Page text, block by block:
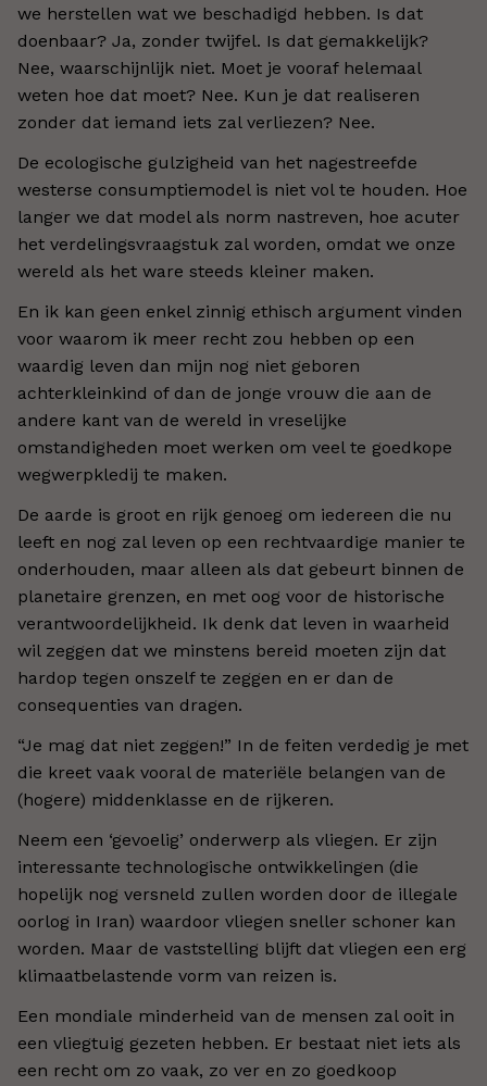
we herstellen wat we beschadigd hebben. Is dat
doenbaar? Ja, zonder twijfel. Is dat gemakkelijk?
Nee, waarschijnlijk niet. Moet je vooraf helemaal
weten hoe dat moet? Nee. Kun je dat realiseren
zonder dat iemand iets zal verliezen? Nee.
De ecologische gulzigheid van het nagestreefde
westerse consumptiemodel is niet vol te houden. Hoe
langer we dat model als norm nastreven, hoe acuter
het verdelingsvraagstuk zal worden, omdat we onze
wereld als het ware steeds kleiner maken.
En ik kan geen enkel zinnig ethisch argument vinden
voor waarom ik meer recht zou hebben op een
waardig leven dan mijn nog niet geboren
achterkleinkind of dan de jonge vrouw die aan de
andere kant van de wereld in vreselijke
omstandigheden moet werken om veel te goedkope
wegwerpkledij te maken.
De aarde is groot en rijk genoeg om iedereen die nu
leeft en nog zal leven op een rechtvaardige manier te
onderhouden, maar alleen als dat gebeurt binnen de
planetaire grenzen, en met oog voor de historische
verantwoordelijkheid. Ik denk dat leven in waarheid
wil zeggen dat we minstens bereid moeten zijn dat
hardop tegen onszelf te zeggen en er dan de
consequenties van dragen.
“Je mag dat niet zeggen!” In de feiten verdedig je met
die kreet vaak vooral de materiële belangen van de
(hogere) middenklasse en de rijkeren.
Neem een ‘gevoelig’ onderwerp als vliegen. Er zijn
interessante technologische ontwikkelingen (die
hopelijk nog versneld zullen worden door de illegale
oorlog in Iran) waardoor vliegen sneller schoner kan
worden. Maar de vaststelling blijft dat vliegen een erg
klimaatbelastende vorm van reizen is.
Een mondiale minderheid van de mensen zal ooit in
een vliegtuig gezeten hebben. Er bestaat niet iets als
een recht om zo vaak, zo ver en zo goedkoop